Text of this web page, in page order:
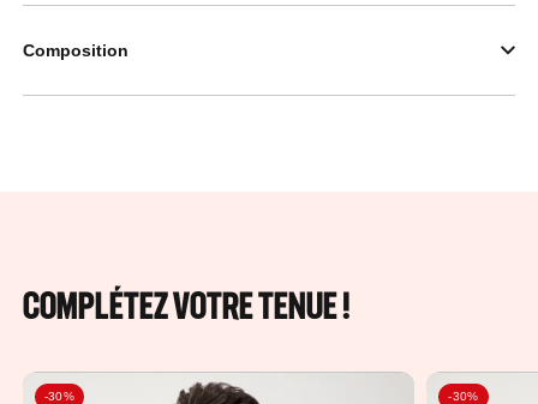
Composition
COMPLÉTEZ VOTRE TENUE !
-30% -30%